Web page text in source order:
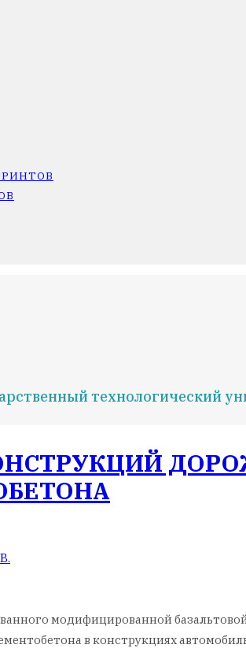
технологический
модифицированной
в конструкциях